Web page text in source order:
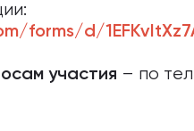
forms/d/
участия – по